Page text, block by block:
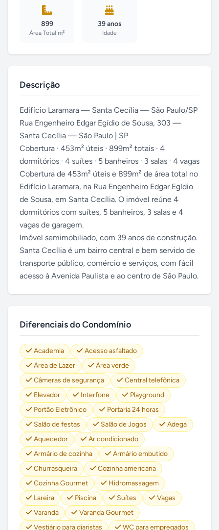
899
Área Total m²
39 anos
Idade
Descrição
Edifício Laramara — Santa Cecília — São Paulo/SP
Rua Engenheiro Edgar Egídio de Sousa, 303 —
Santa Cecília — São Paulo | SP
Cobertura · 453m² úteis · 899m² totais · 4
dormitórios · 4 suítes · 5 banheiros · 3 salas · 4 vagas
Cobertura de 453m² úteis e 899m² de área total no
Edifício Laramara, na Rua Engenheiro Edgar Egídio
de Sousa, em Santa Cecília. O imóvel reúne 4
dormitórios com suítes, 5 banheiros, 3 salas e 4
vagas de garagem.
Imóvel semimobiliado, com 39 anos de construção.
Santa Cecília é um bairro central e bem servido de
transporte público, comércio e serviços, com fácil
acesso à Avenida Paulista e ao centro de São Paulo.
Diferenciais do Condomínio
Academia
Acesso asfaltado
Área de Lazer
Área verde
Câmeras de segurança
Central telefônica
Elevador
Interfone
Playground
Portão Eletrônico
Portaria 24 horas
Salão de festas
Salão de Jogos
Adega
Aquecedor
Ar condicionado
Armário de cozinha
Armário embutido
Churrasqueira
Cozinha americana
Cozinha Gourmet
Hidromassagem
Lareira
Piscina Suítes
Vagas
Varanda
Varanda Gourmet
Vestiário para diaristas
WC para empregados